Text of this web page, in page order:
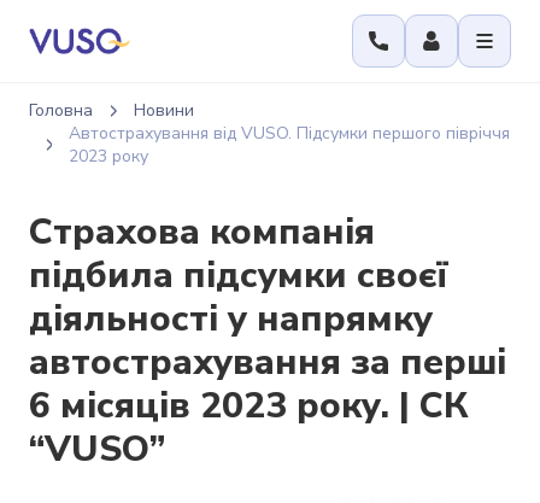
Головна
Новини
Автострахування від VUSO. Підсумки першого півріччя
2023 року
Страхова компанія
підбила підсумки своєї
діяльності у напрямку
автострахування за перші
6 місяців 2023 року. | СК
“VUSO”